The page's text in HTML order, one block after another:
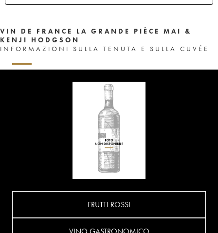
VIN DE FRANCE LA GRANDE PIÈCE MAI &
KENJI HODGSON
INFORMAZIONI SULLA TENUTA E SULLA CUVÉE
FRUTTI ROSSI